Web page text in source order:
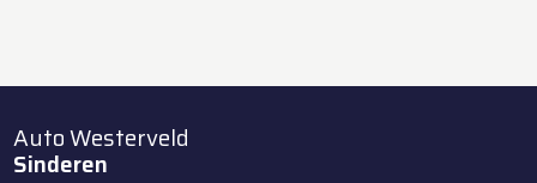
Auto Westerveld
Sinderen